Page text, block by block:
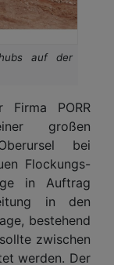
auf der
Firma PORR
großen
bei
Flockungs-
in Auftrag
in den
bestehend
zwischen
werden. Der